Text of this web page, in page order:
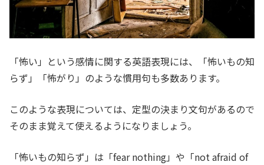
「怖い」という感情に関する英語表現には、「怖いもの知
らず」「怖がり」のような慣用句も多数あります。
このような表現については、定型の決まり文句があるので
そのまま覚えて使えるようになりましょう。
「怖いもの知らず」は「fear nothing」や「not afraid of